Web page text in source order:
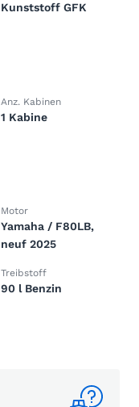
Kunststoff GFK
Anz. Kabinen
1 Kabine
Motor
Yamaha / F80LB,
neuf 2025
Treibstoff
90 l Benzin